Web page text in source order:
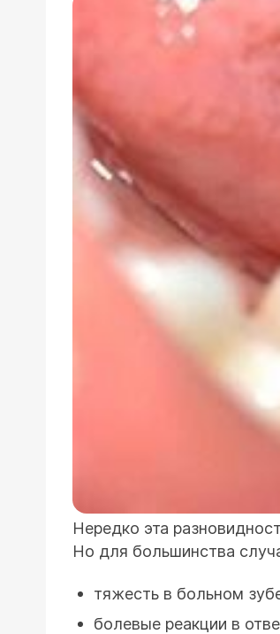
Нередко эта
Но для большинства
тяжесть в больном
болевые реакции в